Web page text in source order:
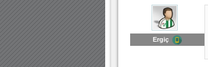
Ergiç